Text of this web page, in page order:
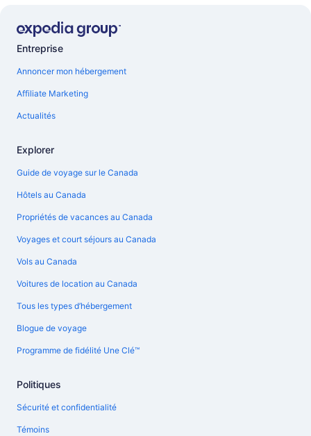
Entreprise
Annoncer mon hébergement
Affiliate Marketing
Actualités
Explorer
Guide de voyage sur le Canada
Hôtels au Canada
Propriétés de vacances au Canada
Voyages et court séjours au Canada
Vols au Canada
Voitures de location au Canada
Tous les types d’hébergement
Blogue de voyage
Programme de fidélité Une Clé™
Politiques
Sécurité et confidentialité
Témoins